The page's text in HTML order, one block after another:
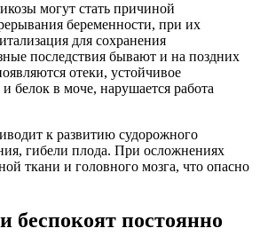
могут стать причиной
беременности, при их
для сохранения
последствия бывают и на поздних
отеки, устойчивое
белок в моче, нарушается работа
к развитию судорожного
гибели плода. При осложнениях
ткани и головного мозга, что опасно
беспокоят постоянно